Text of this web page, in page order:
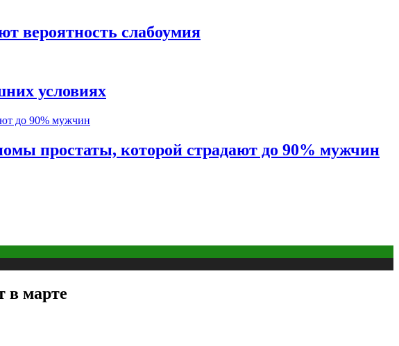
вероятность слабоумия
условиях
простаты, которой страдают до 90% мужчин
в марте